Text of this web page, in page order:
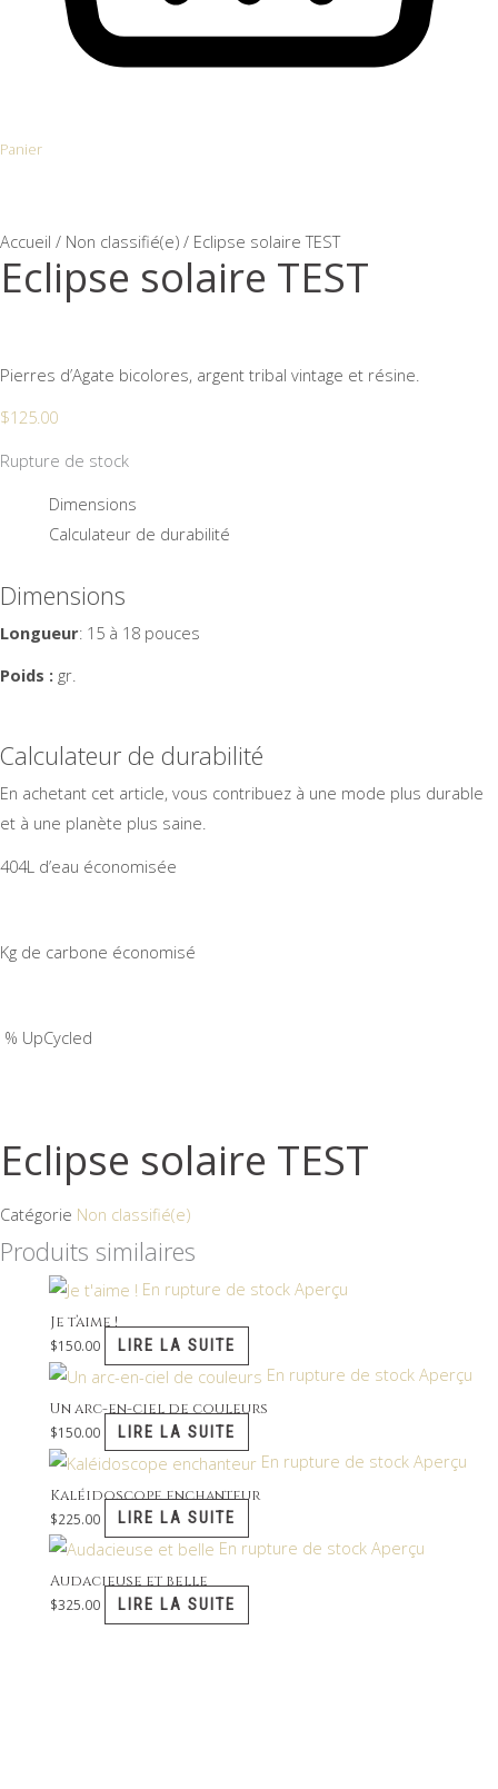
Panier
Accueil / Non classifié(e) / Eclipse solaire TEST
Eclipse solaire TEST
Pierres d’Agate bicolores, argent tribal vintage et résine.
$125.00
Rupture de stock
Dimensions
Calculateur de durabilité
Dimensions
Longueur: 15 à 18 pouces
Poids : gr.
Calculateur de durabilité
En achetant cet article, vous contribuez à une mode plus durable
et à une planète plus saine.
404L d’eau économisée
Kg de carbone économisé
% UpCycled
Eclipse solaire TEST
Catégorie Non classifié(e)
Produits similaires
En rupture de stock Aperçu
Je t’aime !
$150.00 LIRE LA SUITE
En rupture de stock Aperçu
Un arc-en-ciel de couleurs
$150.00 LIRE LA SUITE
En rupture de stock Aperçu
Kaléidoscope enchanteur
$225.00 LIRE LA SUITE
En rupture de stock Aperçu
Audacieuse et belle
$325.00 LIRE LA SUITE